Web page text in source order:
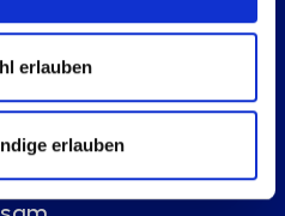
erlauben
erlauben
weiter.